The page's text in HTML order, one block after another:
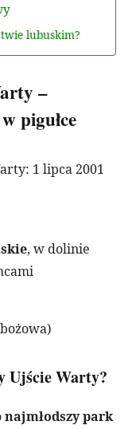
lubuskim?
–
pigułce
1 lipca 2001
, w dolinie
Ujście Warty?
najmłodszy park